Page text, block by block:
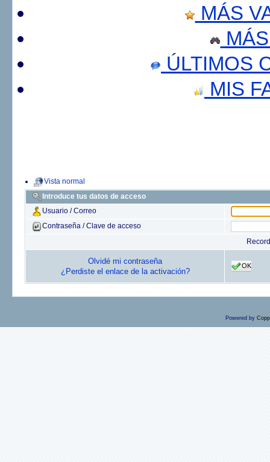
MÁS
ÚLTIMOS
MIS
Vista normal
Introduce tus datos de acceso
Usuario / Correo
Contraseña / Clave de acceso
Olvidé mi contraseña
¿Perdiste el enlace de la activación?
OK
Powered by